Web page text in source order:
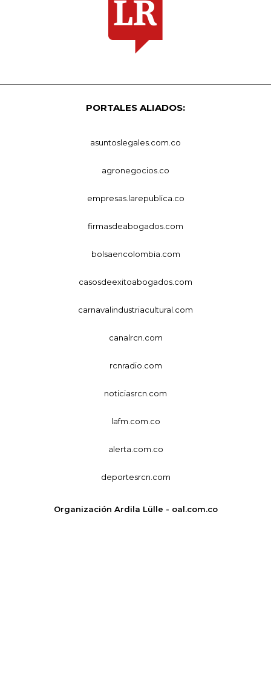
PORTALES ALIADOS:
asuntoslegales.com.co
agronegocios.co
empresas.larepublica.co
firmasdeabogados.com
bolsaencolombia.com
casosdeexitoabogados.com
carnavalindustriacultural.com
canalrcn.com
rcnradio.com
noticiasrcn.com
lafm.com.co
alerta.com.co
deportesrcn.com
Organización Ardila Lülle - oal.com.co